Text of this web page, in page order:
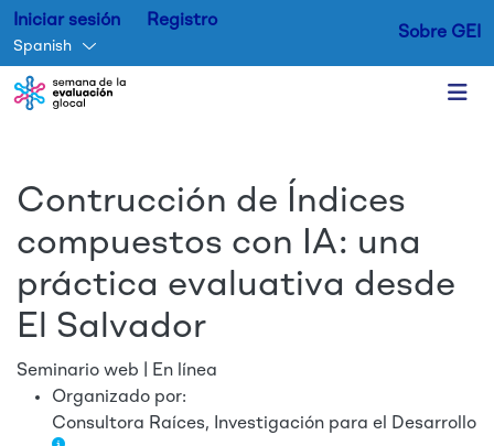
Skip to main content
Iniciar sesión Registro
Spanish
Sobre GEI
Contrucción de Índices
compuestos con IA: una
práctica evaluativa desde
El Salvador
Seminario web | En línea
Organizado por:
Consultora Raíces, Investigación para el Desarrollo